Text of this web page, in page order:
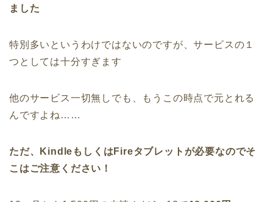
ました
特別多いというわけではないのですが、サービスの１
つとしては十分すぎます
他のサービス一切無しでも、もうこの時点で元とれる
んですよね……
ただ、KindleもしくはFireタブレットが必要なのでそ
こはご注意ください！